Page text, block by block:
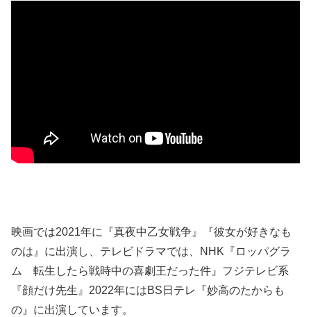
映画では2021年に『真夜中乙女戦争』『彼女が好きなも
のは』に出演し、テレビドラマでは、NHK『ロッパグラ
ム 転生したら戦時中の喜劇王だった件』フジテレビ系
『顔だけ先生』2022年にはBS日テレ『妙高のたからも
の』に出演しています。